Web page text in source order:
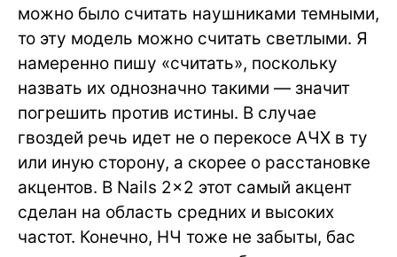
можно было считать наушниками темными,
то эту модель можно считать светлыми. Я
намеренно пишу «считать», поскольку
назвать их однозначно такими — значит
погрешить против истины. В случае
гвоздей речь идет не о перекосе АЧХ в ту
или иную сторону, а скорее о расстановке
акцентов. В Nails 2×2 этот самый акцент
сделан на область средних и высоких
частот. Конечно, НЧ тоже не забыты, бас